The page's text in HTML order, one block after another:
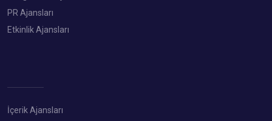
PR Ajansları
Etkinlik Ajansları
İçerik Ajansları